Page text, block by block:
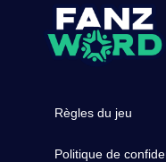
Règles du jeu
Politique de